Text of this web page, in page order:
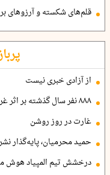
قلم‌های شکسته و آرزوهای
از آزادی خبری نیست
۸۸۸ نفر سال گذشته بر اثر غرق‌شدگی جان باختند
غارت در روز روشن
حمید محرمیان، پایه‌گذار
درخشش تیم المپیاد هوش